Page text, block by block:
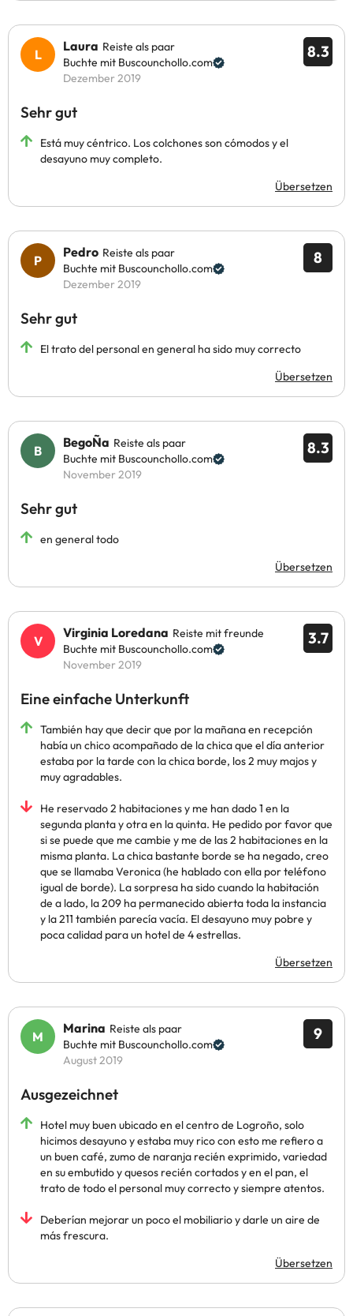
8.3
Laura Reiste als paar
Buchte mit Buscounchollo.com
Dezember 2019
Sehr gut
Está muy céntrico. Los colchones son cómodos y el
desayuno muy completo.
Übersetzen
8
Pedro Reiste als paar
Buchte mit Buscounchollo.com
Dezember 2019
Sehr gut
El trato del personal en general ha sido muy correcto
Übersetzen
8.3
BegoÑa Reiste als paar
Buchte mit Buscounchollo.com
November 2019
Sehr gut
en general todo
Übersetzen
3.7
Virginia Loredana Reiste mit freunde
Buchte mit Buscounchollo.com
November 2019
Eine einfache Unterkunft
También hay que decir que por la mañana en recepción
había un chico acompañado de la chica que el día anterior
estaba por la tarde con la chica borde, los 2 muy majos y
muy agradables.
He reservado 2 habitaciones y me han dado 1 en la
segunda planta y otra en la quinta. He pedido por favor que
si se puede que me cambie y me de las 2 habitaciones en la
misma planta. La chica bastante borde se ha negado, creo
que se llamaba Veronica (he hablado con ella por teléfono
igual de borde). La sorpresa ha sido cuando la habitación
de a lado, la 209 ha permanecido abierta toda la instancia
y la 211 también parecía vacía. El desayuno muy pobre y
poca calidad para un hotel de 4 estrellas.
Übersetzen
9
Marina Reiste als paar
Buchte mit Buscounchollo.com
August 2019
Ausgezeichnet
Hotel muy buen ubicado en el centro de Logroño, solo
hicimos desayuno y estaba muy rico con esto me refiero a
un buen café, zumo de naranja recién exprimido, variedad
en su embutido y quesos recién cortados y en el pan, el
trato de todo el personal muy correcto y siempre atentos.
Deberían mejorar un poco el mobiliario y darle un aire de
más frescura.
Übersetzen